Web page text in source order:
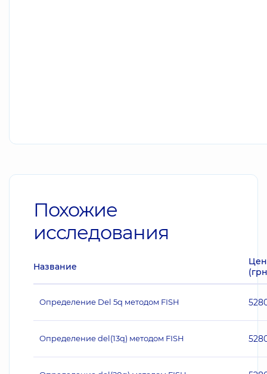
Похожие
исследования
Название
Определение Del 5q методом FISH
Определение del(13q) методом FISH